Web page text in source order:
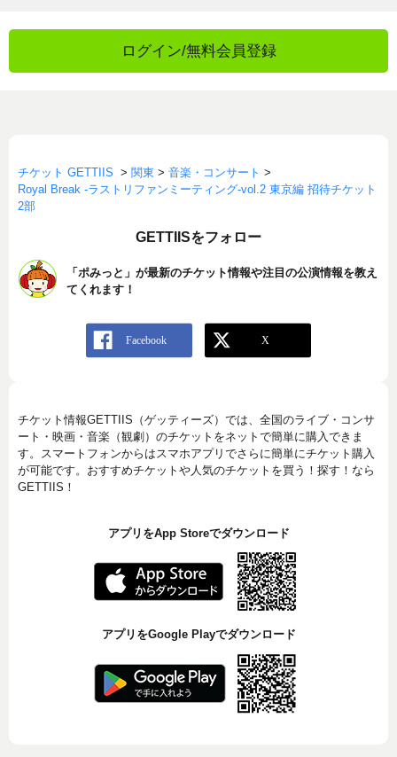
ログイン/無料会員登録
チケット GETTIIS > 関東 > 音楽・コンサート >
Royal Break -ラストリファンミーティング-vol.2 東京編 招待チケット
2部
GETTIISをフォロー
「ポみっと」が最新のチケット情報や注目の公演情報を教え
てくれます！
チケット情報GETTIIS（ゲッティーズ）では、全国のライブ・コンサ
ート・映画・音楽（観劇）のチケットをネットで簡単に購入できま
す。スマートフォンからはスマホアプリでさらに簡単にチケット購入
が可能です。おすすめチケットや人気のチケットを買う！探す！なら
GETTIIS！
アプリをApp Storeでダウンロード
アプリをGoogle Playでダウンロード